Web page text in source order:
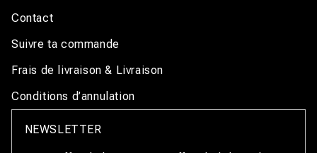
Contact
Suivre ta commande
Frais de livraison & Livraison
Conditions d’annulation
NEWSLETTER